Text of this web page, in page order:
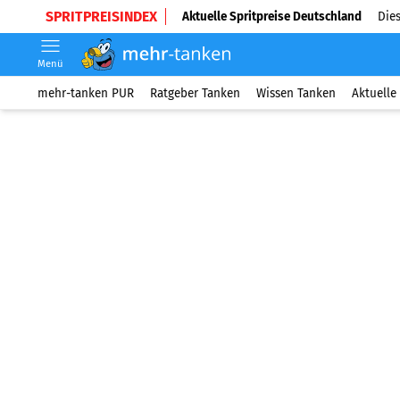
SPRITPREISINDEX Aktuelle Spritpreise Deutschland
Menü
mehr-tanken PUR Ratgeber Tanken Wissen Tanken Aktuelle